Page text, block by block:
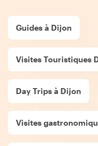
Guides à Dijon
Visites Touristiques
Day Trips à Dijon
Visites